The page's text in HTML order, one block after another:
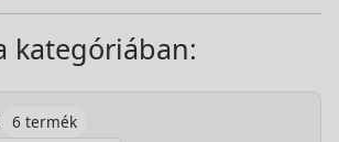
kategóriában:
6 termék